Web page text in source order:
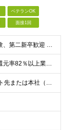
ベテランOK
面接1回
◆学歴不問◆職種・業種未経験、第二新卒歓迎 【具体的には】 1ヶ月でも実務経験があれば尚◎ ※豊富な経験者は特に給与面で大きな優遇有 ＜経験浅めの方でも歓迎＞ ★以下「◎」いずれかに該当される
【前職の給与保証！】【案件還元率82％以上業界最高水準！】【転職者の100%が収入UPを実現！】 ＼スキルに見合った収入を望む方は、ぜひ！／ 【経験1年未満の方】 月給23万円～35万円 ※月給には
全国47都道府県のプロジェクト先または本社（新宿区） ◎勤務地は希望を考慮。転勤はありません。 ◎フルリモート(完全在宅勤務）多数あります。 ◎転職時にお引越しをご検討の際には引越し費用または住宅手